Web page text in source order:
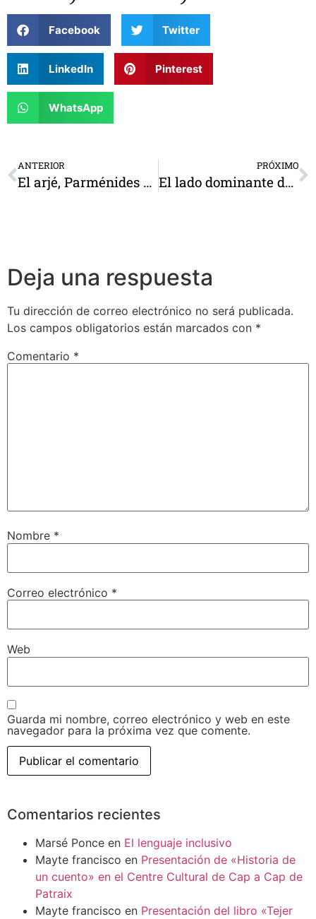
Facebook Twitter
LinkedIn Pinterest
WhatsApp
ANTERIOR
El arjé, Parménides y los primeros principios
PRÓXIMO
El lado dominante del cerebro
Deja una respuesta
Tu dirección de correo electrónico no será publicada.
Los campos obligatorios están marcados con *
Comentario *
Nombre *
Correo electrónico *
Web
Guarda mi nombre, correo electrónico y web en este
navegador para la próxima vez que comente.
Comentarios recientes
Marsé Ponce en El lenguaje inclusivo
Mayte francisco en Presentación de «Historia de
un cuento» en el Centre Cultural de Cap a Cap de
Patraix
Mayte francisco en Presentación del libro «Tejer